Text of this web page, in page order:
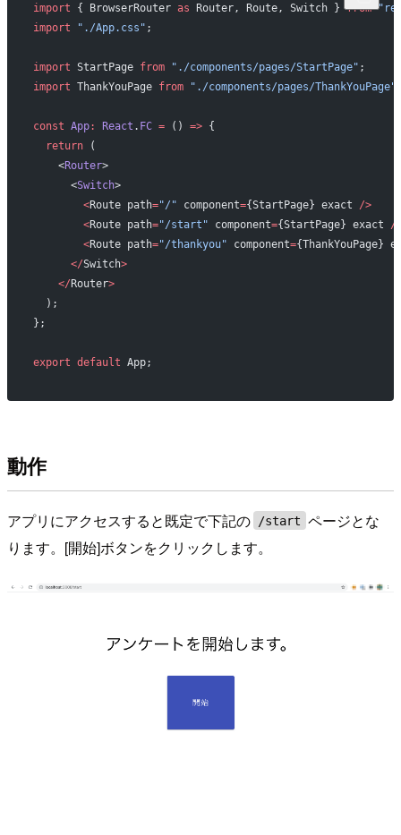
import { BrowserRouter as Router, Route, Switch } from
import "./App.css" ;
import StartPage from "./components/pages/StartPage" ;
import ThankYouPage from "./components/pages/ThankYouPage"
const App: React . FC = () => {
  return
(
    <
Router>
      <
Switch>
        <
Route path="/" component={StartPage} exact />
        <
Route path="/start" component={StartPage} exact /
        <
Route path="/thankyou" component={ThankYouPage}
      </
Switch>
    </
Router>
  );
};
export default App;
動作
アプリにアクセスすると既定で下記の /start ページとな
ります。[開始]ボタンをクリックします。